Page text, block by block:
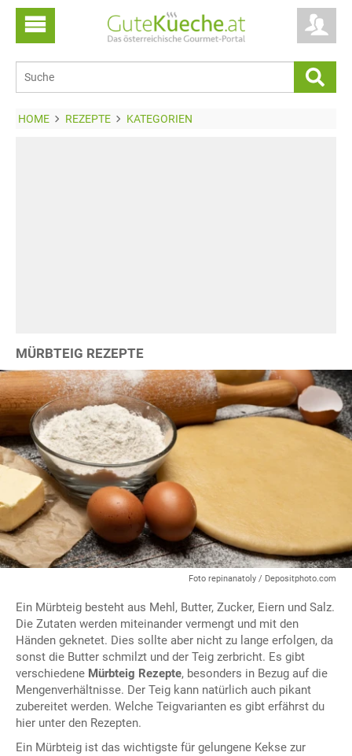
HOME REZEPTE KATEGORIEN
MÜRBTEIG REZEPTE
Foto repinanatoly / Depositphoto.com
Ein Mürbteig besteht aus Mehl, Butter, Zucker, Eiern und Salz.
Die Zutaten werden miteinander vermengt und mit den
Händen geknetet. Dies sollte aber nicht zu lange erfolgen, da
sonst die Butter schmilzt und der Teig zerbricht. Es gibt
verschiedene Mürbteig Rezepte, besonders in Bezug auf die
Mengenverhältnisse. Der Teig kann natürlich auch pikant
zubereitet werden. Welche Teigvarianten es gibt erfährst du
hier unter den Rezepten.
Ein Mürbteig ist das wichtigste für gelungene Kekse zur